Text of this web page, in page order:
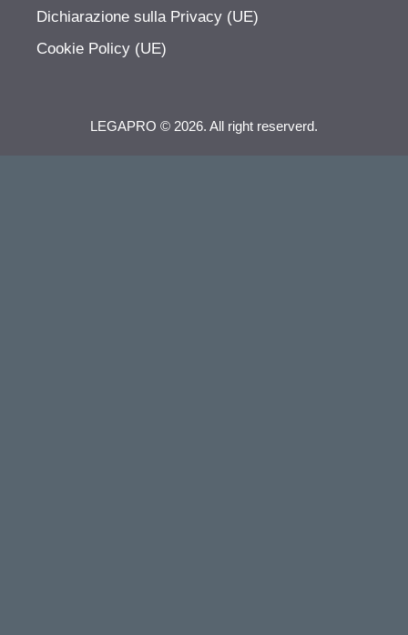
Dichiarazione sulla Privacy (UE)
Cookie Policy (UE)
LEGAPRO © 2026. All right reserverd.